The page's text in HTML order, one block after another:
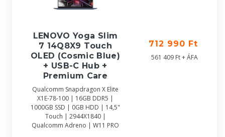
LENOVO Yoga Slim
7 14Q8X9 Touch
OLED (Cosmic Blue)
+ USB-C Hub +
Premium Care
Qualcomm Snapdragon X Elite
X1E-78-100 | 16GB DDR5 |
1000GB SSD | 0GB HDD | 14,5"
Touch | 2944X1840 |
Qualcomm Adreno | W11 PRO
712 990 Ft
561 409 Ft + ÁFA